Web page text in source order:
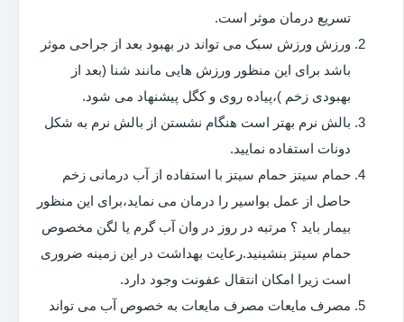
تسریع درمان موثر است.
ورزش ورزش سبک می تواند در بهبود بعد از جراحی موثر
باشد برای این منظور ورزش هایی مانند شنا (بعد از
بهبودی زخم )،پیاده روی و کگل پیشنهاد می شود.
بالش نرم بهتر است هنگام نشستن از بالش نرم به شکل
دونات استفاده نمایید.
حمام سیتز حمام سیتز با استفاده از آب درمانی زخم
حاصل از عمل بواسیر را درمان می نماید،برای این منظور
بیمار باید ؟ مرتبه در روز در وان آب گرم یا لگن مخصوص
حمام سیتز بنشینید.رعایت بهداشت در این زمینه ضروری
است زیرا امکان انتقال عفونت وجود دارد.
مصرف مایعات مصرف مایعات به خصوص آب می تواند